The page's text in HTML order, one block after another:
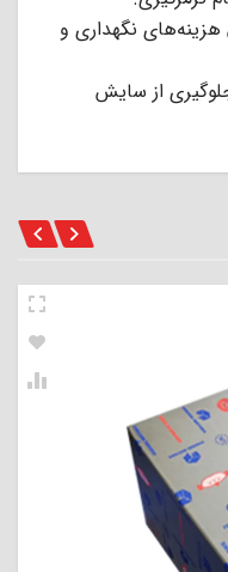
نگهداری و
از سایش